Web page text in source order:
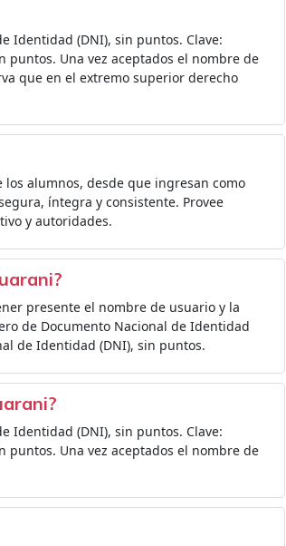
Identidad (DNI), sin puntos. Clave:
puntos. Una vez aceptados el nombre de
que en el extremo superior derecho
alumnos, desde que ingresan como
íntegra y consistente. Provee
y autoridades.
presente el nombre de usuario y la
de Documento Nacional de Identidad
de Identidad (DNI), sin puntos.
Identidad (DNI), sin puntos. Clave:
puntos. Una vez aceptados el nombre de